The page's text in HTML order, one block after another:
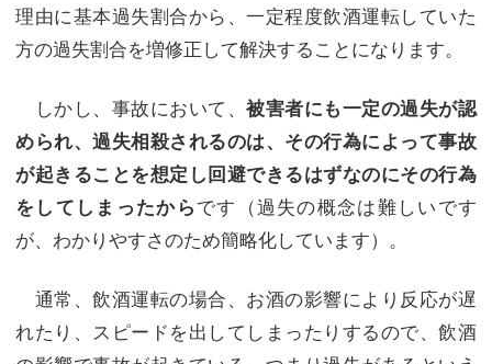
理由に基本過失割合から、一定程度飲酒運転していた
方の過失割合を増修正して解決することになります。
しかし、事故において、被害者にも一定の過失が認
められ、過失相殺されるのは、その行為によって事故
が起きることを想定し回避できるはずなのにその行為
をしてしまったからです（過失の概念は難しいです
が、わかりやすさのため簡略化しています）。
通常、飲酒運転の場合、お酒の影響により反応が遅
れたり、スピードを出してしまったりするので、飲酒